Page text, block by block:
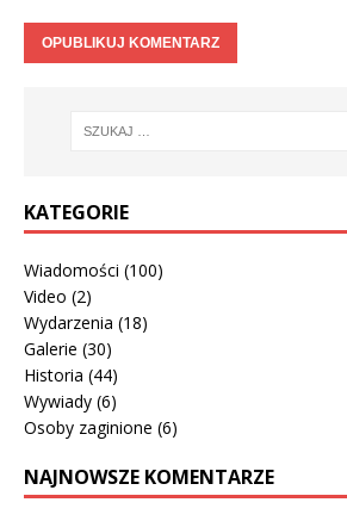
KATEGORIE
Wiadomości (100)
Video (2)
Wydarzenia (18)
Galerie (30)
Historia (44)
Wywiady (6)
Osoby zaginione (6)
NAJNOWSZE KOMENTARZE